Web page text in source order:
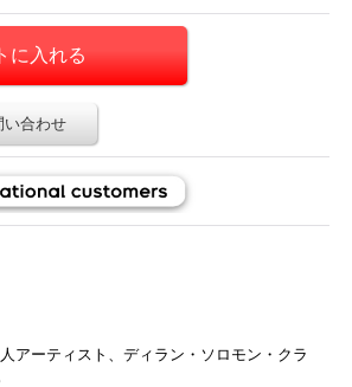
い合わせ
アーティスト、ディラン・ソロモン・クラ